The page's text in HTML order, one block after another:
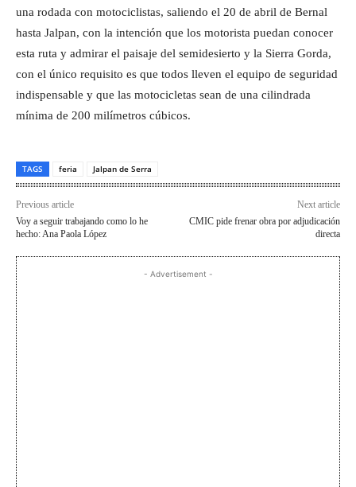
una rodada con motociclistas, saliendo el 20 de abril de Bernal
hasta Jalpan, con la intención que los motorista puedan conocer
esta ruta y admirar el paisaje del semidesierto y la Sierra Gorda,
con el único requisito es que todos lleven el equipo de seguridad
indispensable y que las motocicletas sean de una cilindrada
mínima de 200 milímetros cúbicos.
TAGS feria Jalpan de Serra
Previous article
Voy a seguir trabajando como lo he
hecho: Ana Paola López
Next article
CMIC pide frenar obra por adjudicación
directa
- Advertisement -